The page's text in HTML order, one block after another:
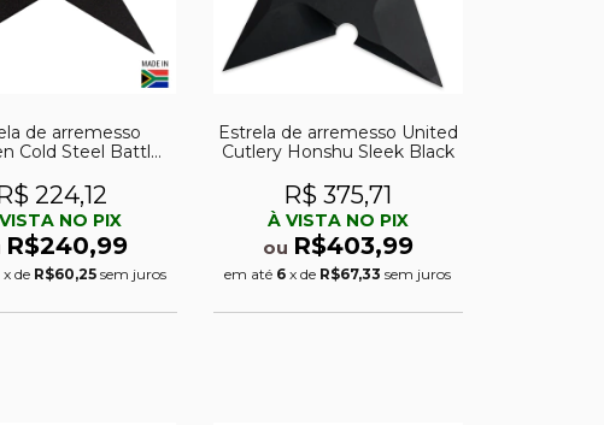
de arremesso
Cold Steel Battle
224,12
NO PIX
R$240,99
x de R$60,25 sem juros
Estrela de arremesso United
Cutlery Honshu Sleek Black
R$ 375,71
À VISTA NO PIX
ou R$403,99
em até 6 x de R$67,33 sem juros